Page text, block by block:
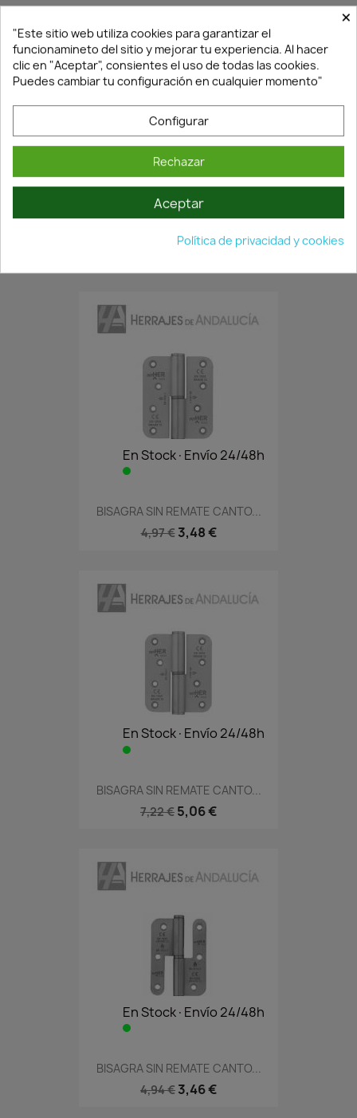
En Stock·Envío 24/48h
BISAGRA SIN REMATE CANTO...
En Stock·Envío 24/48h
BISAGRA SIN REMATE CANTO...
4,97 € 3,48 €
En Stock·Envío 24/48h
BISAGRA SIN REMATE CANTO...
7,22 € 5,06 €
En Stock·Envío 24/48h
BISAGRA SIN REMATE CANTO...
4,94 € 3,46 €
×
"Este sitio web utiliza cookies para garantizar el
funcionamineto del sitio y mejorar tu experiencia. Al hacer
clic en "Aceptar", consientes el uso de todas las cookies.
Puedes cambiar tu configuración en cualquier momento"
Configurar
Rechazar
Aceptar
Política de privacidad y cookies